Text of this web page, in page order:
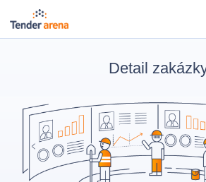
Detail